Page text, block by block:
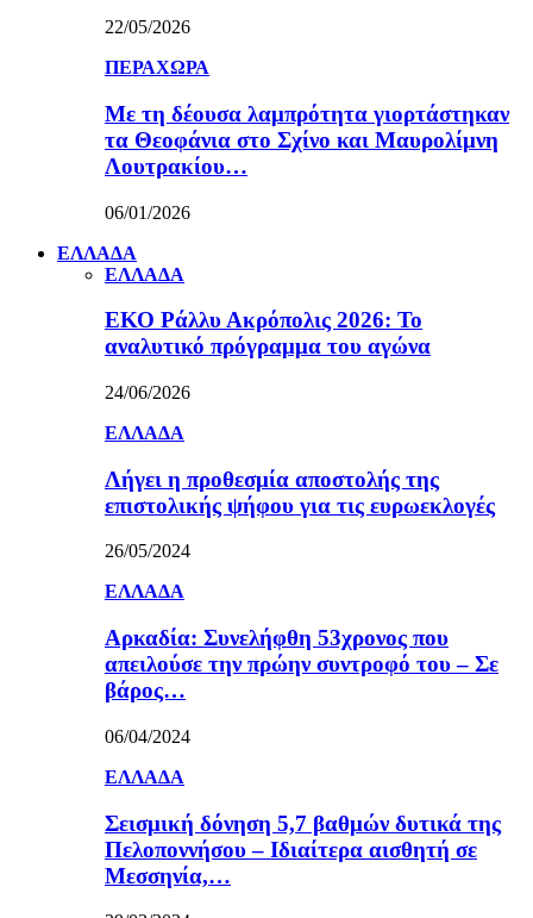
22/05/2026
ΠΕΡΑΧΩΡΑ
Με τη δέουσα λαμπρότητα γιορτάστηκαν
τα Θεοφάνια στο Σχίνο και Μαυρολίμνη
Λουτρακίου…
06/01/2026
ΕΛΛΑΔΑ
ΕΛΛΑΔΑ
ΕΚΟ Ράλλυ Ακρόπολις 2026: Το
αναλυτικό πρόγραμμα του αγώνα
24/06/2026
ΕΛΛΑΔΑ
Λήγει η προθεσμία αποστολής της
επιστολικής ψήφου για τις ευρωεκλογές
26/05/2024
ΕΛΛΑΔΑ
Αρκαδία: Συνελήφθη 53χρονος που
απειλούσε την πρώην συντροφό του – Σε
βάρος…
06/04/2024
ΕΛΛΑΔΑ
Σεισμική δόνηση 5,7 βαθμών δυτικά της
Πελοποννήσου – Ιδιαίτερα αισθητή σε
Μεσσηνία,…